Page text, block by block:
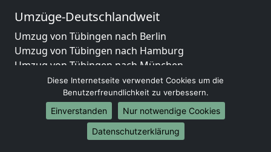
Umzüge-Deutschlandweit
Umzug von Tübingen nach Berlin
Umzug von Tübingen nach Hamburg
Umzug von Tübingen nach München
Umzug von Tübingen nach Köln
Umzug von Tübingen nach Frankfurt am Main
Umzug von Tübingen nach Stuttgart
Umzug von Tübingen nach Düsseldorf
Umzug von Tübingen nach Leipzig
Diese Internetseite verwendet Cookies um die
Benutzerfreundlichkeit zu verbessern.
Einverstanden
Nur notwendige Cookies
Datenschutzerklärung